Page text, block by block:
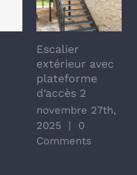
Escalier
extérieur avec
plateforme
d’accès 2
novembre 27th,
2025
0
Comments